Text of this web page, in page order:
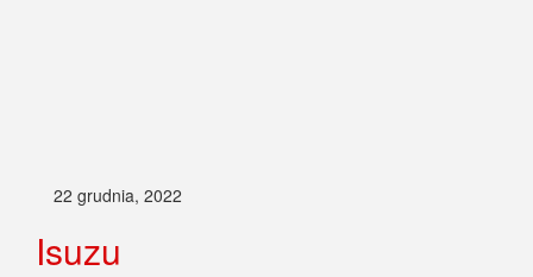
Samochody ciężarowe i dostawcze Silniki Właściciel marki:
Isuzu Motors Ltd. Czy właściciel…